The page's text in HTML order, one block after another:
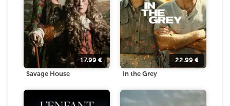
17.99 €
Savage House
22.99 €
In the Grey